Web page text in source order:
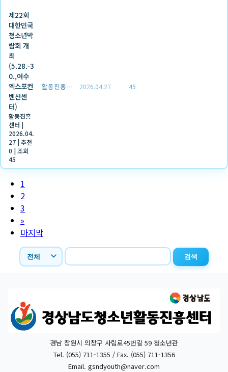
제22회
대한민국
청소년박
람회 개
최
(5.28.-3
0.,여수
엑스포컨
벤션센
터)
활동진흥
센터 |
2026.04.
27 |추천
0 |조회
45
활동진흥센터 2026.04.27 45
1
2
3
»
마지막
검색
경남 창원시 의창구 사림로45번길 59 청소년관
Tel. (055) 711-1355 / Fax. (055) 711-1356
Email. gsndyouth@naver.com